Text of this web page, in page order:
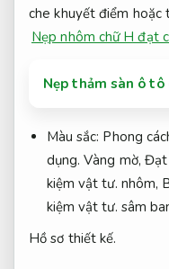
che khuyết điểm hoặc
Nẹp nhôm chữ H đạt
Nẹp thảm sàn ô
Màu sắc: Phong
dụng. Vàng mờ, Đạt
kiệm vật tư. nhôm,
kiệm vật tư. sâm
Hồ sơ thiết kế.